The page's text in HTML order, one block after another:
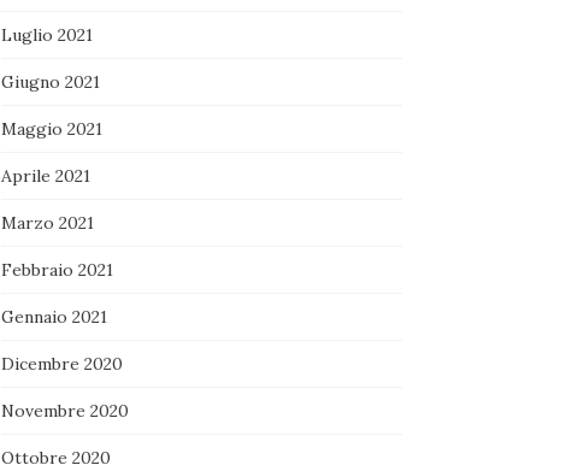
Luglio 2021
Giugno 2021
Maggio 2021
Aprile 2021
Marzo 2021
Febbraio 2021
Gennaio 2021
Dicembre 2020
Novembre 2020
Ottobre 2020